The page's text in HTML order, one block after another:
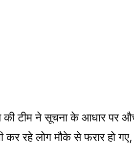
की टीम ने सूचना के आधार पर
कर रहे लोग मौके से फरार हो